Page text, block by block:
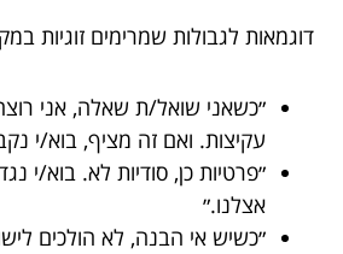
דוגמאות לגבולות שמרימים זוגיות
״כשאני שואל/ת שאלה, אני
עקיצות. ואם זה מציף, בוא/י
״פרטיות כן, סודיות לא. בוא/י
אצלנו.״
״כשיש אי הבנה, לא הולכים